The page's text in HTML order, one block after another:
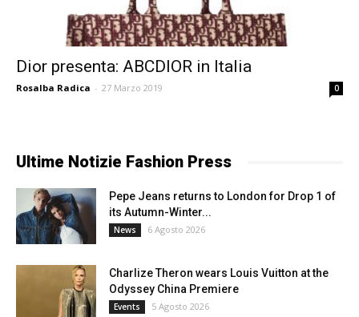
Dior presenta: ABCDIOR in Italia
Rosalba Radica - 27 Marzo 2019 0
Ultime Notizie Fashion Press
Pepe Jeans returns to London for Drop 1 of
its Autumn-Winter...
News 6 Agosto 2026
Charlize Theron wears Louis Vuitton at the
Odyssey China Premiere
Events 5 Agosto 2026